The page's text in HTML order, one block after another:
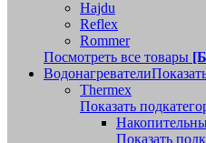
Hajdu
Reflex
Rommer
Посмотреть все товары
Водонагреватели
Thermex
Показать
Показать